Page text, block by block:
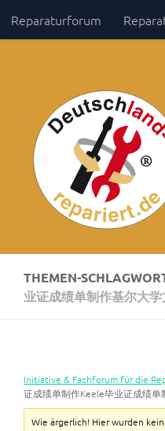
Zum Inhalt springen
Reparaturforum
THEMEN-
业证成绩单制作基尔大
Initiative & Fachforum für die
证成绩单制作Keele毕业证成绩
Wie ärgerlich! Hier wurden